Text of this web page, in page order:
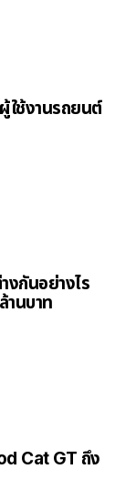
ใช้งานรถยนต์
กันอย่างไร
านบาท
Cat GT ถึง